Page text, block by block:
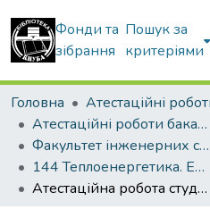
Фонди та
зібрання
Пошук за
критеріями
Головна
Атестаційні роботи бакалаврів
Факультет інженерних систем та екології
144 Теплоенергетика. Енергетичний менеджмент, енергоефективні муніципальні та промислові теплові технології
Атестаційна робота студента Головка Сергія Володимировича